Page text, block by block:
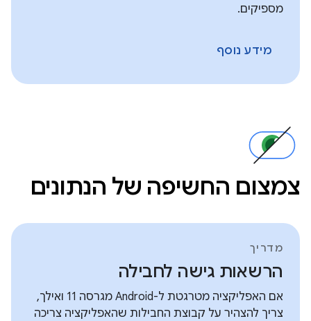
מספיקים.
מידע נוסף
צמצום החשיפה של הנתונים
מדריך
הרשאות גישה לחבילה
אם האפליקציה מטרגטת ל-Android מגרסה 11 ואילך,
צריך להצהיר על קבוצת החבילות שהאפליקציה צריכה